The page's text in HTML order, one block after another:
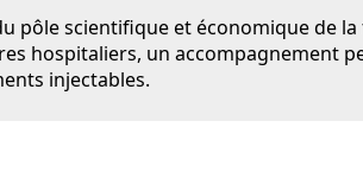
pôle scientifique et économique de
hospitaliers, un accompagnement
injectables.